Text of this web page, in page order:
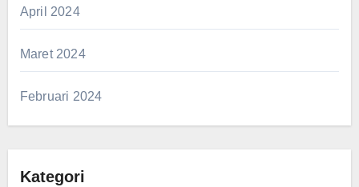
April 2024
Maret 2024
Februari 2024
Kategori